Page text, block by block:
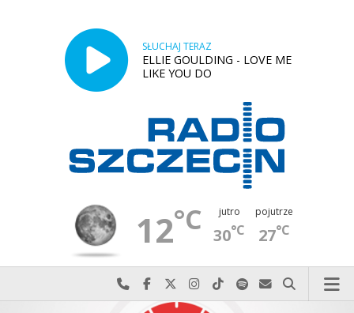
SŁUCHAJ TERAZ
ELLIE GOULDING - LOVE ME
LIKE YOU DO
12°C jutro
30°C
pojutrze
27°C
Najlepiej po prostu do nas zadzwoń
Odwiedź nas na Facebook-u
Odwiedź nas na X
Odwiedź nas na Instagram-ie
Odwiedź nas na TikTok-u
Szukaj nas na Spotify
Wyślij do nas
Szukaj